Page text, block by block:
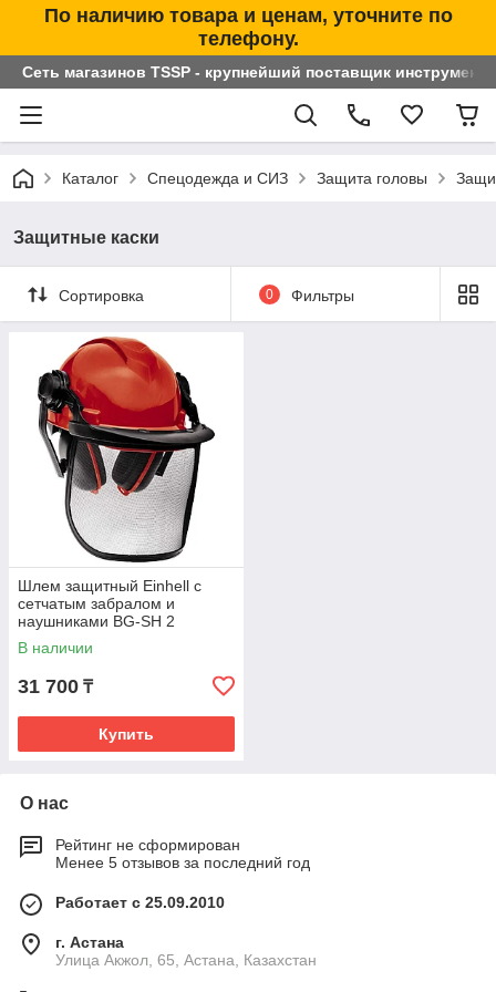
По наличию товара и ценам, уточните по
телефону.
Сеть магазинов TSSP - крупнейший поставщик
Каталог Спецодежда и СИЗ Защита головы
Защитные каски
Сортировка 0 Фильтры
Шлем защитный Einhell с
сетчатым забралом и
наушниками BG-SH 2
4500480
В наличии
31 700 ₸
Купить
О нас
Рейтинг не сформирован
Менее 5 отзывов за последний год
Работает с 25.09.2010
г. Астана
Улица Акжол, 65, Астана, Казахстан